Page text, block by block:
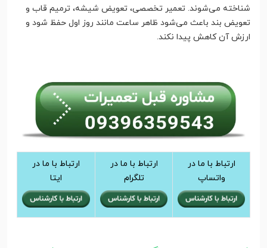
شناخته می‌شوند. تعمیر تخصصی، تعویض شیشه، ترمیم قاب و
تعویض بند باعث می‌شود ظاهر ساعت مانند روز اول حفظ شود و
ارزش آن کاهش پیدا نکند.
ارتباط با ما در
واتساپ
ارتباط با ما در
تلگرام
ارتباط با ما در
ایتا